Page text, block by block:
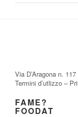
Via D’Aragona n.
Termini d’utlizzo –
FAME?
FOODAT